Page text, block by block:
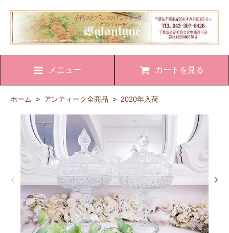
メニュー カートを見る
ホーム > アンティーク全商品 > 2020年入荷